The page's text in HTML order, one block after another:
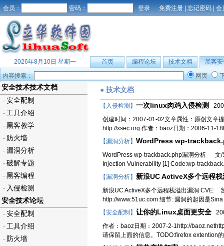
会员： 密码： 免费注册 | 忘记密码 | 会
2026年8月10日 星期一 首页 编程论坛 技术文档
黑客安
内容搜索：
网页
安全技术技术文档
· 安全配制
· 工具介绍
· 黑客教学
· 防火墙
· 漏洞分析
· 破解专题
· 黑客编程
· 入侵检测
安全技术论坛
· 安全配制
· 工具介绍
· 防火墙
● 技术文档
【入侵检测】 一次linux肉鸡入侵检测
创建时间：2007-01-02文章属性：原创文章
http://xsec.org 作者：baoz日期：2006-11-
【漏洞分析】 WordPress wp-
WordPress wp-trackback.php漏洞分析 文/
Injection Vulnerability [1] Code:wp-
【漏洞分析】 新浪UC ActiveX多个远程
新浪UC ActiveX多个远程栈溢出漏洞 CVE:
http://www.51uc.com 细节: 漏洞的起因是
【安全配制】 让你的Linux桌面更安全
作者：baoz日期：2007-2-1http://
请保留上面的信息。TODO:firefox extention